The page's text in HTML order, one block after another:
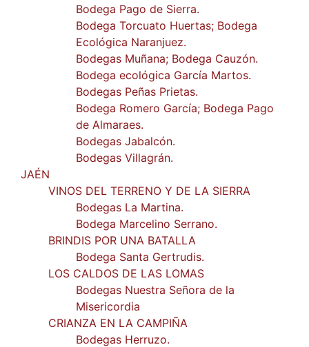
Bodega Pago de Sierra.
Bodega Torcuato Huertas; Bodega
Ecológica Naranjuez.
Bodegas Muñana; Bodega Cauzón.
Bodega ecológica García Martos.
Bodegas Peñas Prietas.
Bodega Romero García; Bodega Pago
de Almaraes.
Bodegas Jabalcón.
Bodegas Villagrán.
JAÉN
VINOS DEL TERRENO Y DE LA SIERRA
Bodegas La Martina.
Bodega Marcelino Serrano.
BRINDIS POR UNA BATALLA
Bodega Santa Gertrudis.
LOS CALDOS DE LAS LOMAS
Bodegas Nuestra Señora de la
Misericordia
CRIANZA EN LA CAMPIÑA
Bodegas Herruzo.